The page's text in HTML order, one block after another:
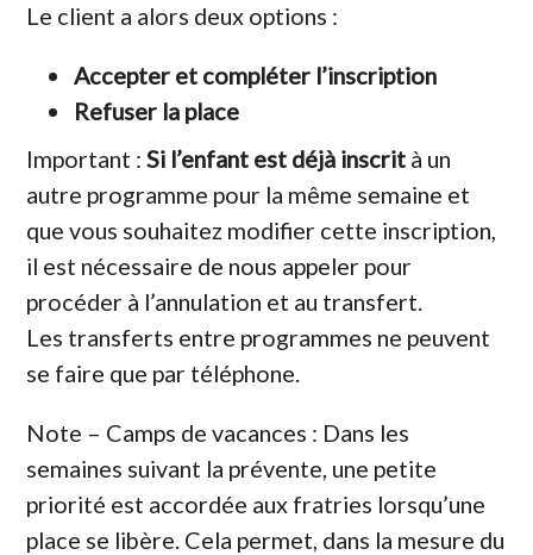
Le client a alors deux options :
Accepter et compléter l’inscription
Refuser la place
Important :Si l’enfant est déjà inscrit à un
autre programme pour la même semaine et
que vous souhaitez modifier cette inscription,
il est nécessaire de nous appeler pour
procéder à l’annulation et au transfert.
Les transferts entre programmes ne peuvent
se faire que par téléphone.
Note – Camps de vacances : Dans les
semaines suivant la prévente, une petite
priorité est accordée aux fratries lorsqu’une
place se libère. Cela permet, dans la mesure du